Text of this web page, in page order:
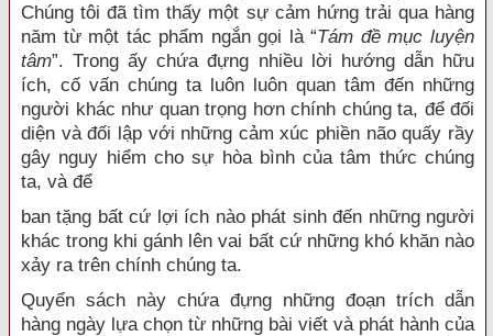
Chúng tôi đã tìm thấy một sự cảm hứng trải qua hàng
năm từ một tác phẩm ngắn gọi là “Tám đề mục luyện
tâm”. Trong ấy chứa đựng nhiều lời hướng dẫn hữu
ích, cố vấn chúng ta luôn luôn quan tâm đến những
người khác như quan trọng hơn chính chúng ta, để đối
diện và đối lập với những cảm xúc phiền não quấy rầy
gây nguy hiểm cho sự hòa bình của tâm thức chúng
ta, và để
ban tặng bất cứ lợi ích nào phát sinh đến những người
khác trong khi gánh lên vai bất cứ những khó khăn nào
xảy ra trên chính chúng ta.
Quyển sách này chứa đựng những đoạn trích dẫn
hàng ngày lựa chọn từ những bài viết và phát hành của